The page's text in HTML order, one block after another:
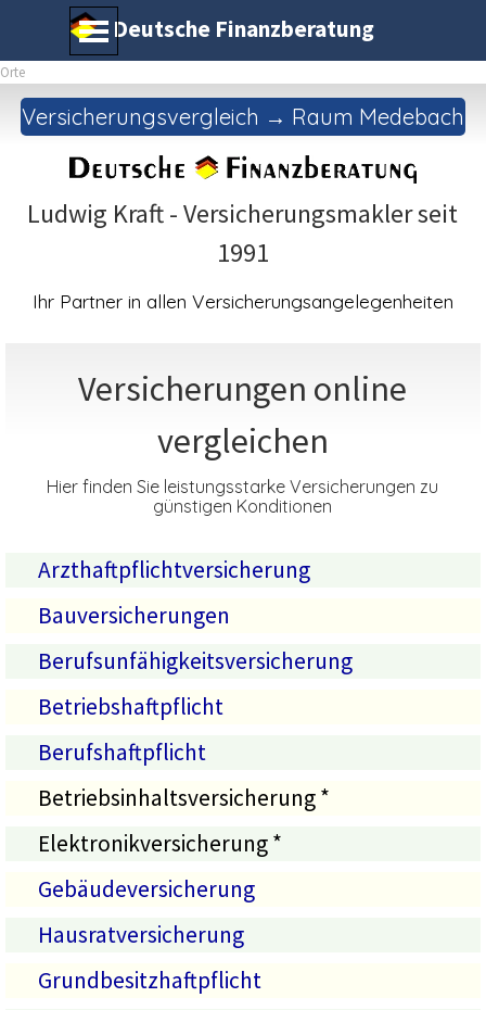
Direkt zum SeiteninhaltMenü überspringen
Deutsche Finanzberatung
Orte
Versicherungsvergleich → Raum Medebach
Ludwig Kraft - Versicherungsmakler seit
1991
Ihr Partner in allen Versicherungsangelegenheiten
Versicherungen online
vergleichen
Hier finden Sie leistungsstarke Versicherungen zu
günstigen Konditionen
Arzthaftpflichtversicherung
Bauversicherungen
Berufsunfähigkeitsversicherung
Betriebshaftpflicht
Berufshaftpflicht
Betriebsinhaltsversicherung *
Elektronikversicherung *
Gebäudeversicherung
Hausratversicherung
Grundbesitzhaftpflicht